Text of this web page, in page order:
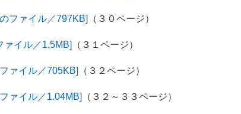
ファイル／797KB] （３０ページ）
ァイル／1.5MB] （３１ページ）
ァイル／705KB] （３２ページ）
ァイル／1.04MB] （３２～３３ページ）